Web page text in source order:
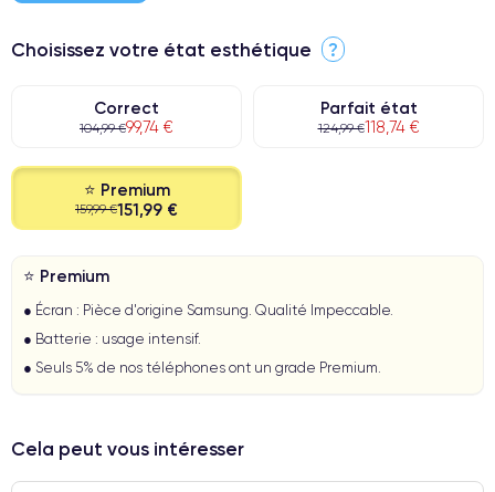
Choisissez votre état esthétique ?
Correct
104,99 €99,74 €
Parfait état
124,99 €118,74 €
⭐ Premium
159,99 €151,99 €
⭐ Premium
● Écran : Pièce d'origine Samsung. Qualité Impeccable.
● Batterie : usage intensif.
● Seuls 5% de nos téléphones ont un grade Premium.
Cela peut vous intéresser